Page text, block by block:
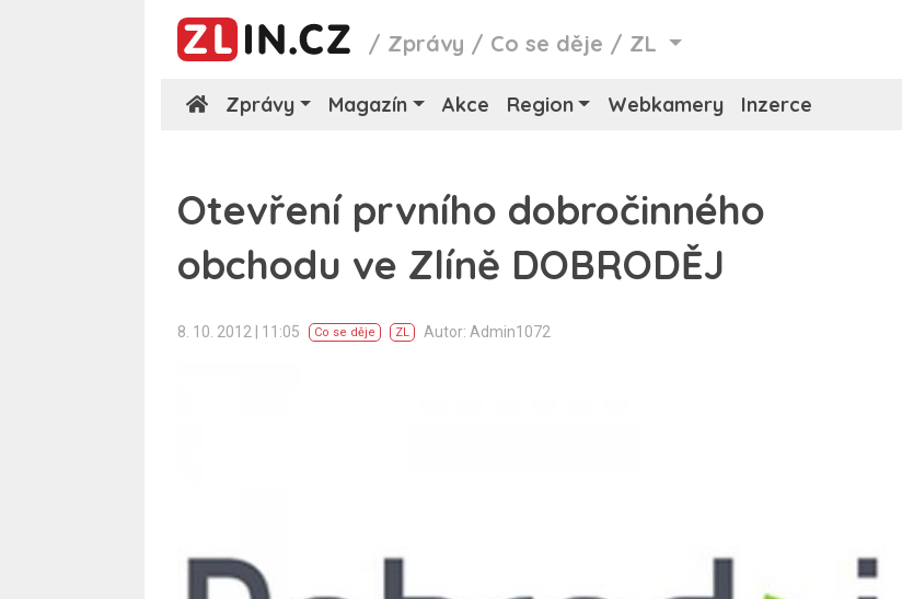
/ Zprávy / Co se děje / ZL
Zprávy Magazín Akce Region Webkamery Inzerce
Otevření prvního dobročinného
obchodu ve Zlíně DOBRODĚJ
8. 10. 2012 | 11:05 Co se děje ZL Autor: Admin1072